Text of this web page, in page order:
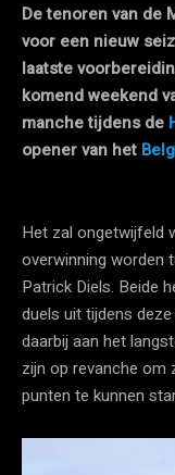
De tenoren van de
voor een nieuw
laatste
komend weekend
manche tijdens de
opener van het
Het zal ongetwijfeld
overwinning worden
Patrick Diels. Beide
duels uit tijdens
daarbij aan het
zijn op revanche om
punten te kunnen